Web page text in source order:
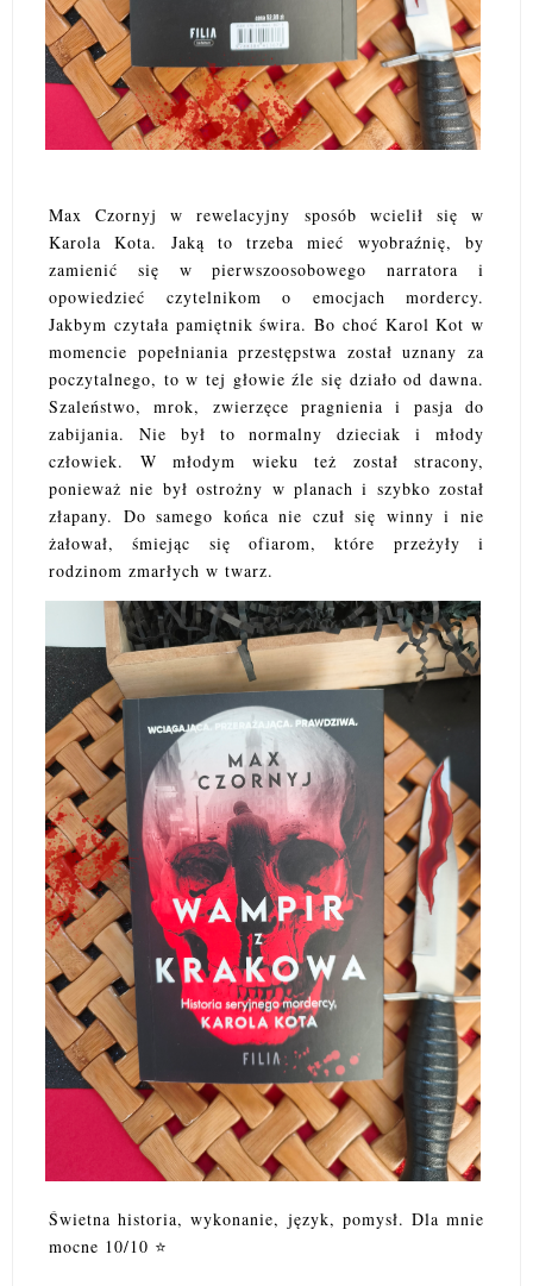
Max Czornyj w rewelacyjny sposób wcielił się w
Karola Kota. Jaką to trzeba mieć wyobraźnię, by
zamienić się w pierwszoosobowego narratora i
opowiedzieć czytelnikom o emocjach mordercy.
Jakbym czytała pamiętnik świra. Bo choć Karol Kot w
momencie popełniania przestępstwa został uznany za
poczytalnego, to w tej głowie źle się działo od dawna.
Szaleństwo, mrok, zwierzęce pragnienia i pasja do
zabijania. Nie był to normalny dzieciak i młody
człowiek. W młodym wieku też został stracony,
ponieważ nie był ostrożny w planach i szybko został
złapany. Do samego końca nie czuł się winny i nie
żałował, śmiejąc się ofiarom, które przeżyły i
rodzinom zmarłych w twarz.
Świetna historia, wykonanie, język, pomysł. Dla mnie
mocne 10/10 ⭐